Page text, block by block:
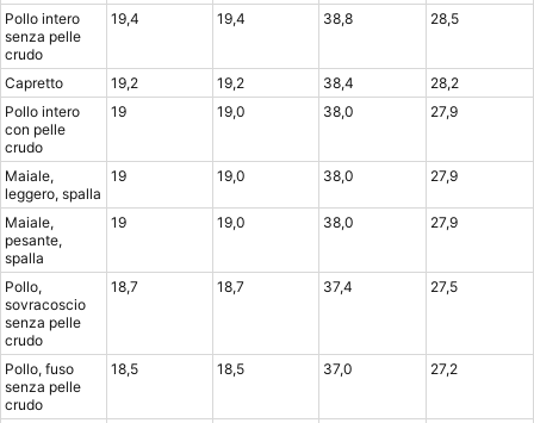
Pollo intero
senza pelle
crudo
19,4 19,4 38,8 28,5
Capretto 19,2 19,2 38,4
28,2
Pollo intero
con pelle
crudo
19 19,0 38,0 27,9
Maiale,
leggero, spalla
19 19,0 38,0 27,9
Maiale,
pesante,
spalla
19 19,0 38,0 27,9
Pollo,
sovracoscio
senza pelle
crudo
18,7 18,7 37,4 27,5
Pollo, fuso
senza pelle
crudo
18,5 18,5 37,0 27,2